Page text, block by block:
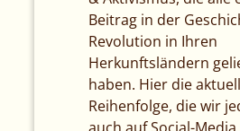
Beitrag in der
Revolution in Ihren
Herkunftsländern
haben. Hier die
Reihenfolge, die wir